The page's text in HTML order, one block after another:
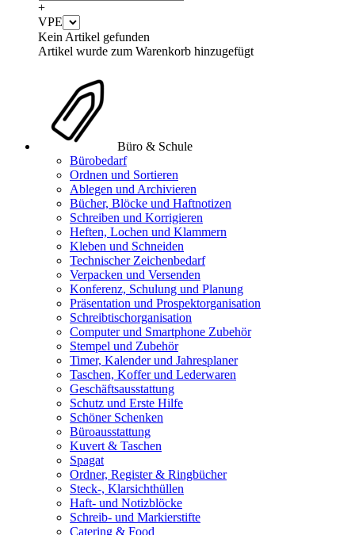
+
VPE
Kein Artikel gefunden
Artikel wurde zum Warenkorb hinzugefügt
Büro & Schule
Bürobedarf
Ordnen und Sortieren
Ablegen und Archivieren
Bücher, Blöcke und Haftnotizen
Schreiben und Korrigieren
Heften, Lochen und Klammern
Kleben und Schneiden
Technischer Zeichenbedarf
Verpacken und Versenden
Konferenz, Schulung und Planung
Präsentation und Prospektorganisation
Schreibtischorganisation
Computer und Smartphone Zubehör
Stempel und Zubehör
Timer, Kalender und Jahresplaner
Taschen, Koffer und Lederwaren
Geschäftsausstattung
Schutz und Erste Hilfe
Schöner Schenken
Büroausstattung
Kuvert & Taschen
Spagat
Ordner, Register & Ringbücher
Steck-, Klarsichthüllen
Haft- und Notizblöcke
Schreib- und Markierstifte
Catering & Food